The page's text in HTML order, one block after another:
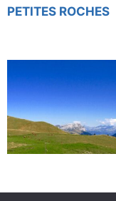
PETITES ROCHES